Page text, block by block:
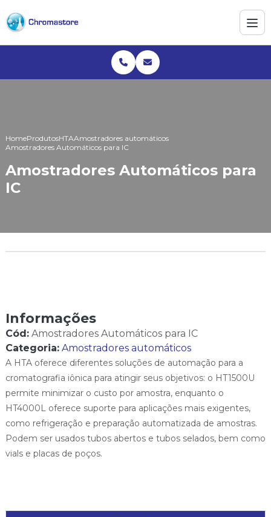
HomeProdutosHTAAmostradores automáticos
Amostradores Automáticos para IC
Amostradores Automáticos para
IC
Informações
Cód: Amostradores Automáticos para IC
Categoria: Amostradores automáticos
A HTA oferece diferentes soluções de automação para a
cromatografia iônica para atingir seus objetivos: o HT1500U
permite minimizar o custo por amostra, enquanto o
HT4000L oferece suporte para aplicações mais exigentes,
como refrigeração e preparação automatizada de amostras.
Podem ser usados tubos abertos e tubos selados, bem como
vials e placas de poços.